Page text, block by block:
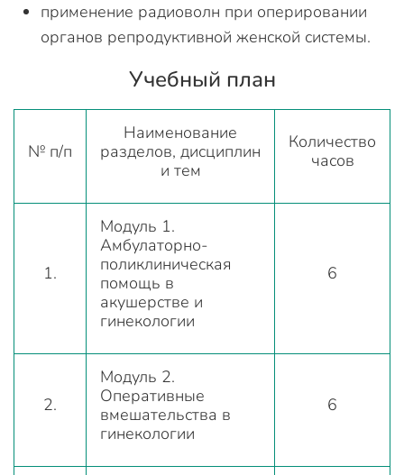
применение радиоволн при оперировании
органов репродуктивной женской системы.
Учебный план
№ п/п
Наименование
разделов, дисциплин
и тем
Количество
часов
1.
Модуль 1.
Амбулаторно-
поликлиническая
помощь в
акушерстве и
гинекологии
6
2.
Модуль 2.
Оперативные
вмешательства в
гинекологии
6